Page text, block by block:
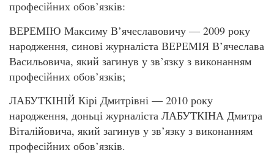
професійних обов’язків:
ВЕРЕМІЮ Максиму В’ячеславовичу — 2009 року
народження, синові журналіста ВЕРЕМІЯ В’ячеслава
Васильовича, який загинув у зв’язку з виконанням
професійних обов’язків;
ЛАБУТКІНІЙ Кірі Дмитрівні — 2010 року
народження, доньці журналіста ЛАБУТКІНА Дмитра
Віталійовича, який загинув у зв’язку з виконанням
професійних обов’язків.